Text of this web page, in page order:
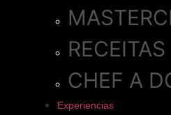
RECEITAS
CHEF A
Experiencias